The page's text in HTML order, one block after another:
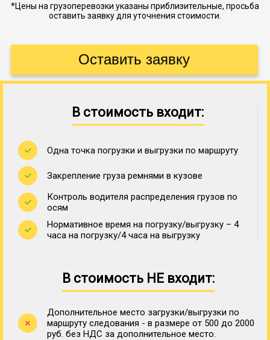
*Цены на грузоперевозки указаны приблизительные, просьба
оставить заявку для уточнения стоимости.
В стоимость входит:
Одна точка погрузки и выгрузки по маршруту
Закрепление груза ремнями в кузове
Контроль водителя распределения грузов по
осям
Нормативное время на погрузку/выгрузку – 4
часа на погрузку/4 часа на выгрузку
В стоимость НЕ входит:
Дополнительное место загрузки/выгрузки по
маршруту следования - в размере от 500 до 2000
руб. без НДС за дополнительное место.